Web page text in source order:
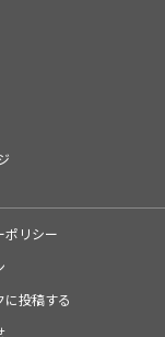
ポリシー
に投稿する